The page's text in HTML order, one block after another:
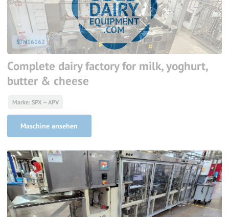
STN16162
Complete dairy factory for milk, yoghurt,
butter & cheese
Marke: SPX – APV
Maschine ansehen